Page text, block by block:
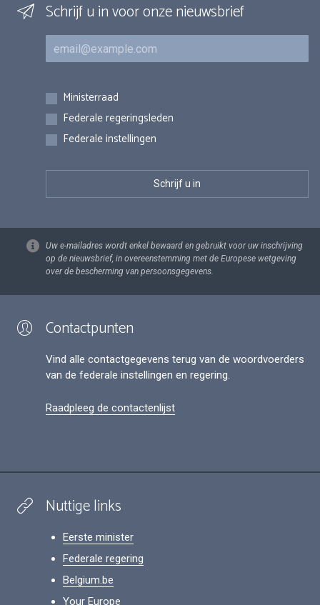
Schrijf u in voor onze nieuwsbrief
E-mail
Inschrijvingen
Ministerraad
Federale regeringsleden
Federale instellingen
Uw e-mailadres wordt enkel bewaard en gebruikt voor uw inschrijving
op de nieuwsbrief, in overeenstemming met de Europese wetgeving
over de bescherming van persoonsgegevens.
Contactpunten
Vind alle contactgegevens terug van de woordvoerders
van de federale instellingen en regering.
Raadpleeg de contactenlijst
Nuttige links
Eerste minister
Federale regering
Belgium.be
Your Europe